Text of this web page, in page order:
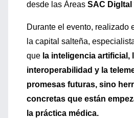
desde las Áreas SAC Digltal
Durante el evento, realizado
la capital salteña,
que la inteligencia artificial,
interoperabilidad y la
promesas futuras, sino
concretas que están
la práctica médica.